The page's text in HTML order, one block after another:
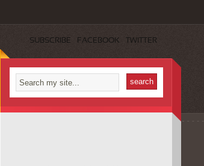
SUBSCRIBE FACEBOOK TWITTER